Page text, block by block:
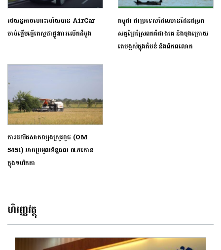
រថយន្តអាចហោះហើយបាន AirCar
ចាប់ផ្តើមធ្វើតេស្តជាផ្លូវការលើកដំបូង
កម្ពុជា ជាប្រទេសដែលមានដែនជម្រក
សត្វព្រៃស្រែពកធំជាងគេ និងចុងក្រោយ​
គេ​បង្អស់​ក្នុង​តំបន់ និង​ពិភពលោក
ការផលិតសាកល្បងស្រូវពូជ (OM
5451) អាចប្រមូលទិន្នផល ៧.៥តោន
ក្នុង១ហិកតា
ហិរញ្ញវត្ថុ